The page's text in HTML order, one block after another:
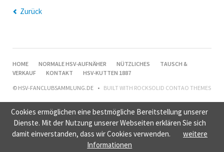
Zurück
NAVIGATION
ÜBERSPRINGEN
HOME NORMALE HSV-AUFNÄHER NÜTZLICHES
TAUSCH &
VERKAUF
KONTAKT
HSV-KUTTEN 1887
© HSV-FANCLUBSAMMLUNG.DE
BUILT WITH ROCKSOLID CONTAO THEMES
Cookies ermöglichen eine bestmögliche Bereitstellung unserer
Dienste. Mit der Nutzung unserer Webseiten erklären Sie sich
damit einverstanden, dass wir Cookies verwenden.
weitere
Informationen